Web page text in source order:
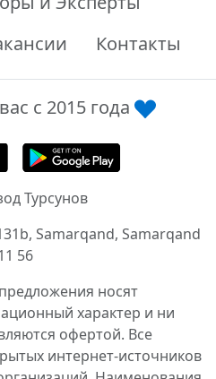
Контакты
с 2015 года
Турсунов
Samarqand, Samarqand
56
носят
характер и ни
офертой. Все
интернет-источников